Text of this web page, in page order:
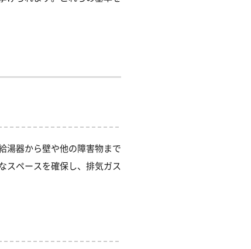
湯器から壁や他の障害物まで
スペースを確保し、排気ガス